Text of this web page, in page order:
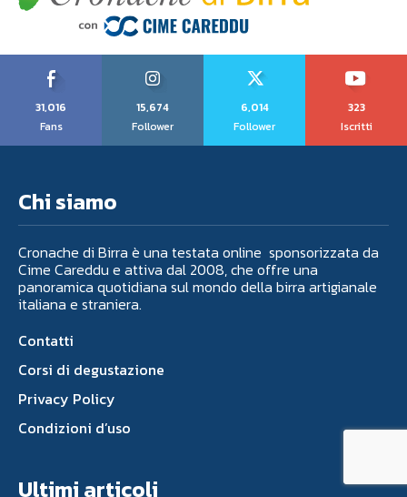
31,016
Fans
15,674
Follower
6,014
Follower
323
Iscritti
Chi siamo
Cronache di Birra è una testata online sponsorizzata da
Cime Careddu e attiva dal 2008, che offre una
panoramica quotidiana sul mondo della birra artigianale
italiana e straniera.
Contatti
Corsi di degustazione
Privacy Policy
Condizioni d’uso
Ultimi articoli